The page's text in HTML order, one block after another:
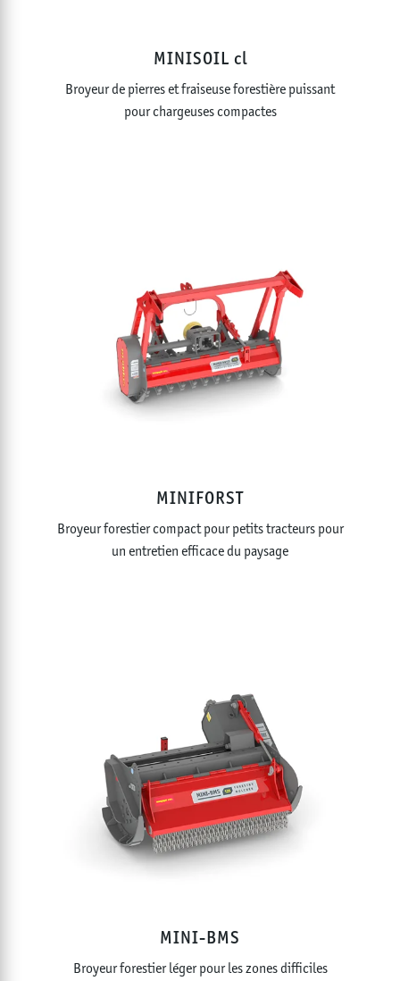
MINISOIL cl
Broyeur de pierres et fraiseuse forestière puissant
pour chargeuses compactes
MINIFORST
Broyeur forestier compact pour petits tracteurs pour
un entretien efficace du paysage
MINI-BMS
Broyeur forestier léger pour les zones difficiles